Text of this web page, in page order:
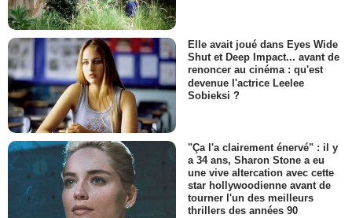
Elle avait joué dans Eyes Wide
Shut et Deep Impact... avant de
renoncer au cinéma : qu'est
devenue l'actrice Leelee
Sobieksi ?
"Ça l'a clairement énervé" : il y
a 34 ans, Sharon Stone a eu
une vive altercation avec cette
star hollywoodienne avant de
tourner l'un des meilleurs
thrillers des années 90